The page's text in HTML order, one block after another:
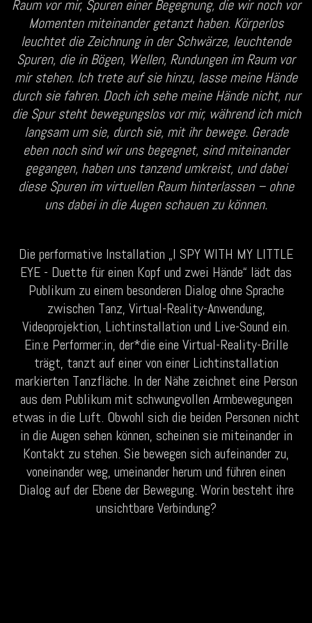
Raum vor mir, Spuren einer Begegnung, die wir‬ noch vor
Momenten miteinander getanzt haben. Körperlos
leuchtet die Zeichnung in der Schwärze,‬ leuchtende
Spuren, die in Bögen, Wellen, Rundungen im Raum vor
mir stehen. Ich trete auf sie hinzu,‬ lasse meine Hände
durch sie fahren. Doch ich sehe meine Hände nicht, nur
die Spur steht‬ bewegungslos vor mir, während ich mich
langsam um sie, durch sie, mit ihr bewege. Gerade
eben‬ noch sind wir uns begegnet, sind miteinander
gegangen, haben uns tanzend umkreist, und dabei‬
diese Spuren im virtuellen Raum hinterlassen – ohne
uns dabei in die Augen schauen zu können.‬
Die performative Installation „I SPY WITH MY LITTLE
EYE - Duette für einen Kopf und zwei Hände“ lädt das
Publikum zu einem besonderen Dialog ohne Sprache
zwischen Tanz, Virtual-Reality-Anwendung,
Videoprojektion, Lichtinstallation und Live-Sound ein.
Ein:e Performer:in, der*die eine Virtual-Reality-Brille
trägt, tanzt auf einer von einer Lichtinstallation
markierten Tanzfläche. In der Nähe zeichnet eine Person
aus dem Publikum mit schwungvollen Armbewegungen
etwas in die Luft. Obwohl sich die beiden Personen nicht
in die Augen sehen können, scheinen sie miteinander in
Kontakt zu stehen. Sie bewegen sich aufeinander zu,
voneinander weg, umeinander herum und führen einen
Dialog auf der Ebene der Bewegung. Worin besteht ihre
unsichtbare Verbindung?